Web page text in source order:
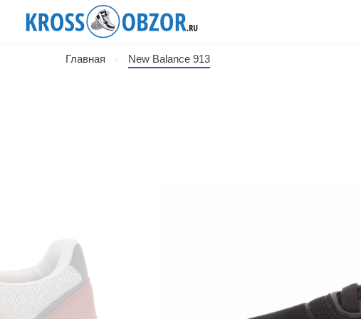
Главная New Balance 913